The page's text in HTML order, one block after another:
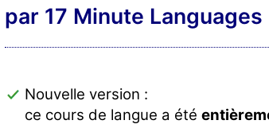
par 17 Minute Languages
Nouvelle version :
ce cours de langue a été